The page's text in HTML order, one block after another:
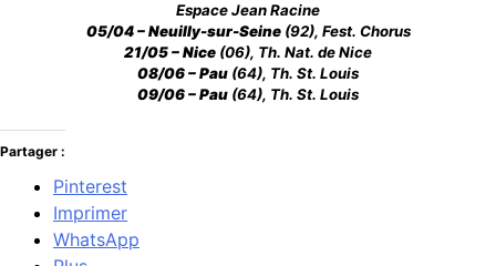
Espace Jean Racine
05/04 – Neuilly-sur-Seine(92), Fest. Chorus
21/05 – Nice (06), Th. Nat. de Nice
08/06 – Pau (64), Th. St. Louis
09/06 – Pau (64), Th. St. Louis
Partager :
Pinterest
Imprimer
WhatsApp